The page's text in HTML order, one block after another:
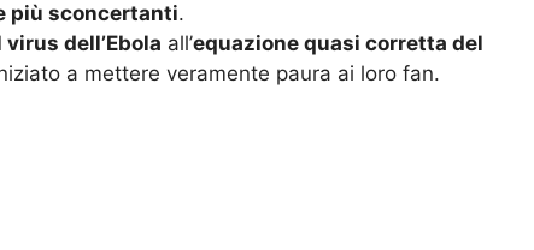
più sconcertanti.
dell’Ebola all’equazione quasi corretta del
a mettere veramente paura ai loro fan.